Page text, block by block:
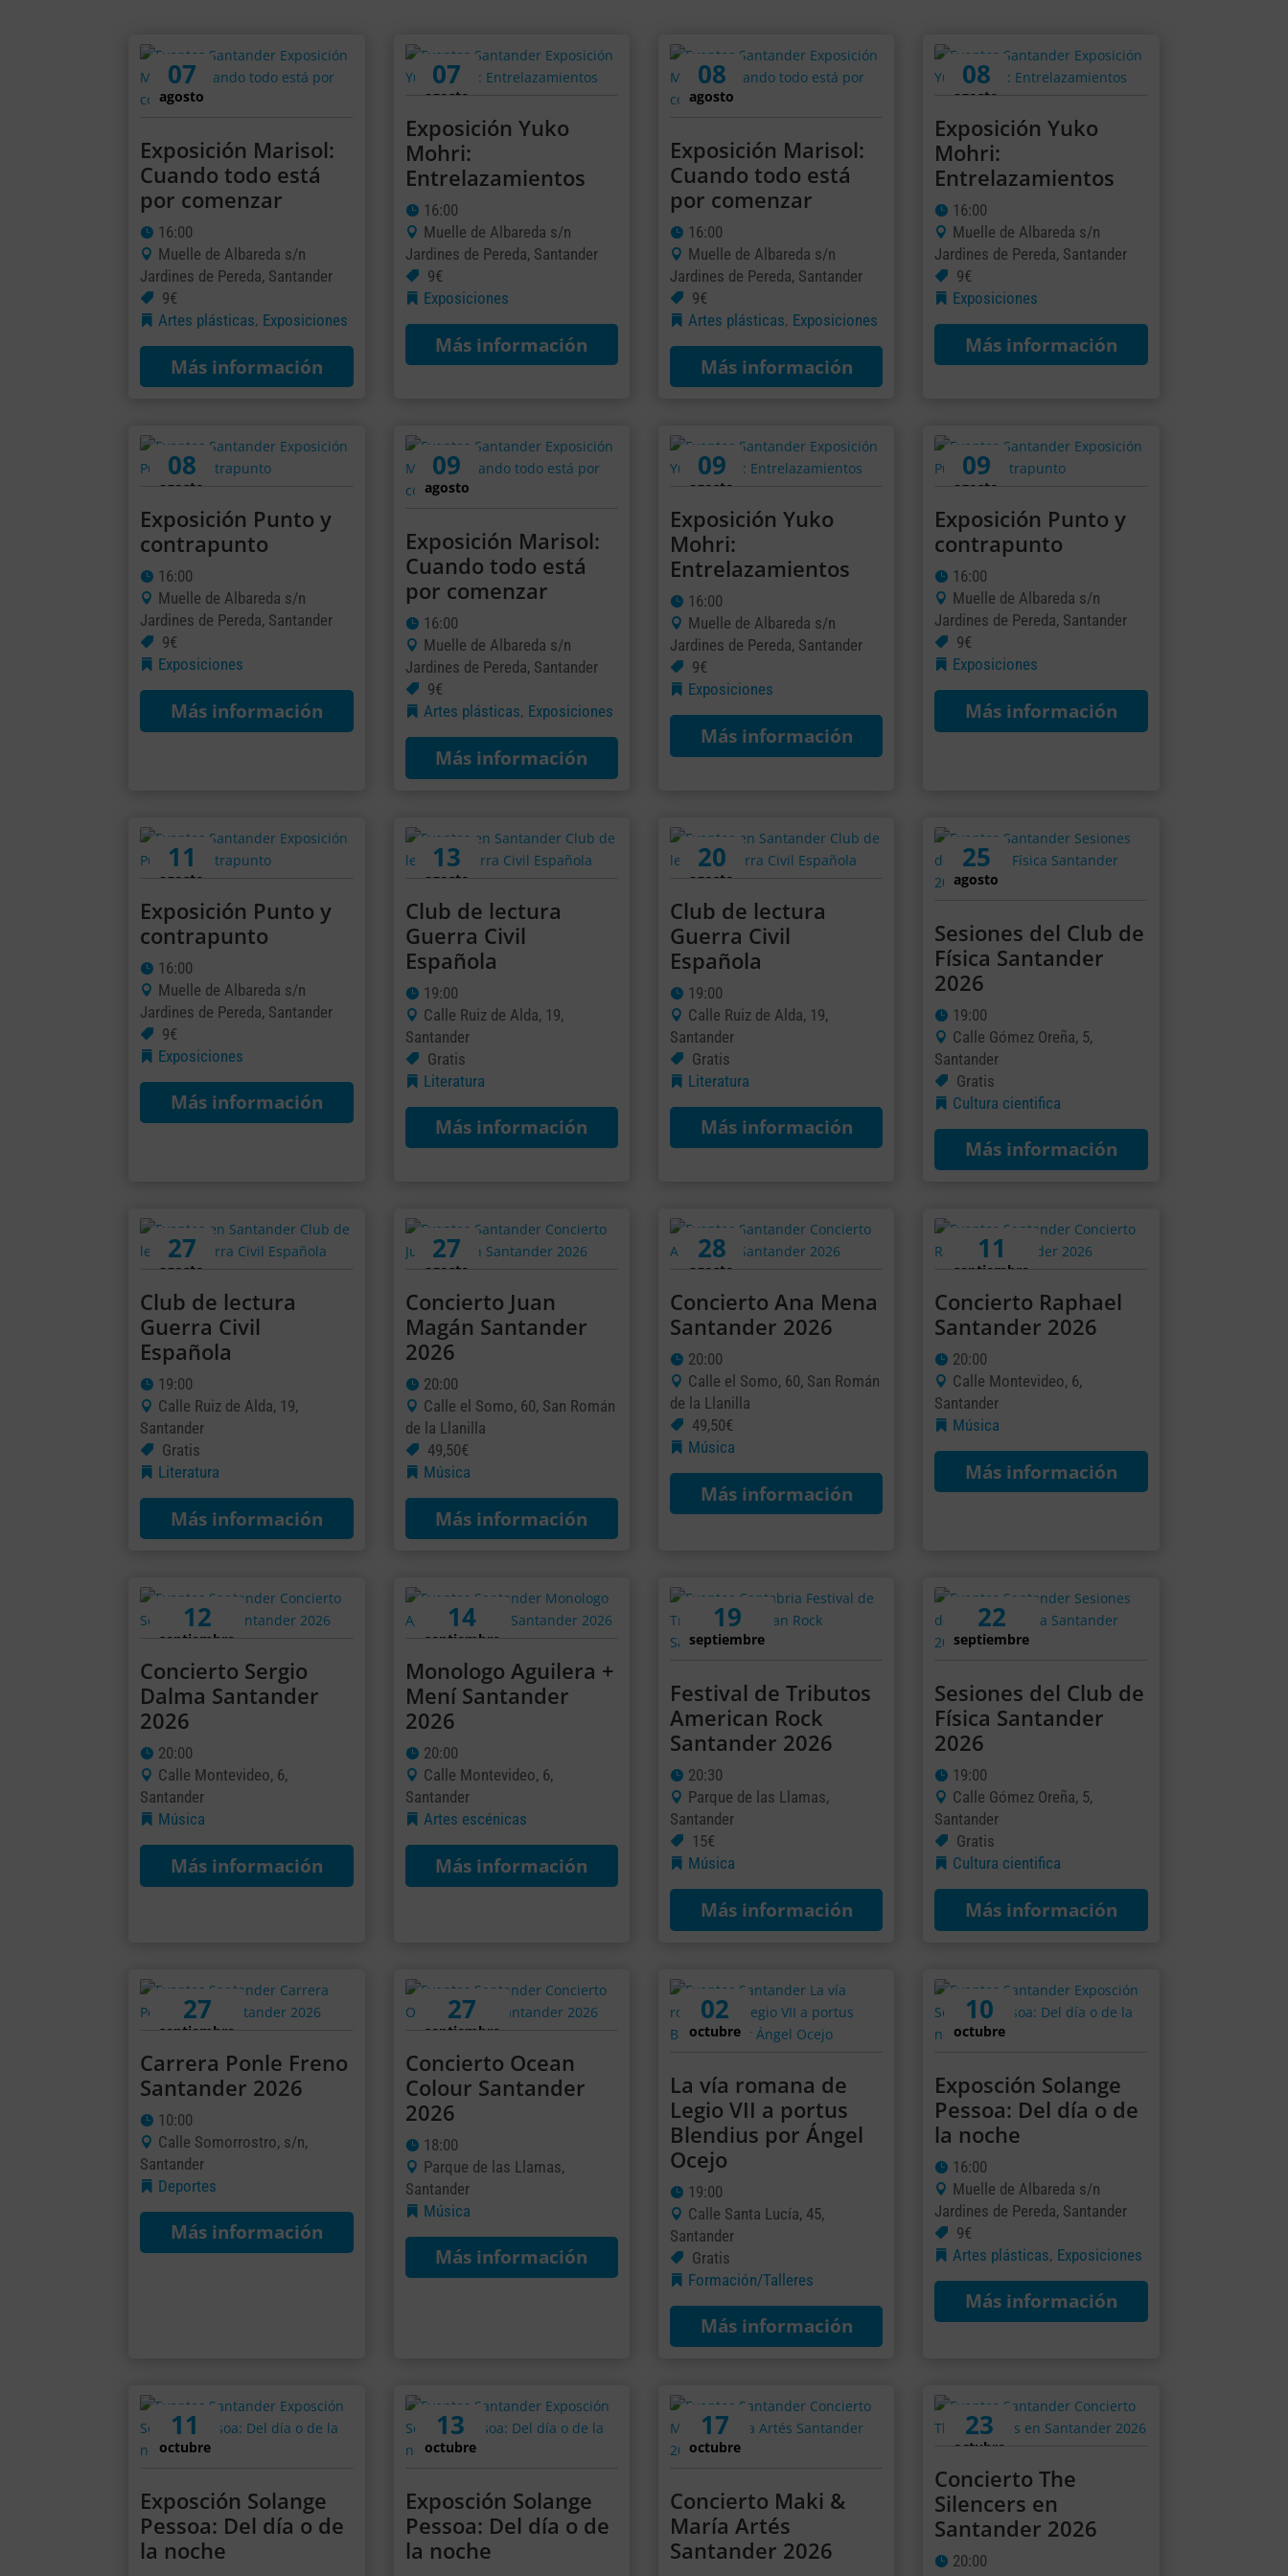
07
agosto
Exposición Marisol:
Cuando todo está
por comenzar
16:00
Muelle de Albareda s/n
Jardines de Pereda, Santander
9€
Artes plásticas, Exposiciones
Más información
07
agosto
Exposición Yuko
Mohri:
Entrelazamientos
16:00
Muelle de Albareda s/n
Jardines de Pereda, Santander
9€
Exposiciones
Más información
08
agosto
Exposición Marisol:
Cuando todo está
por comenzar
16:00
Muelle de Albareda s/n
Jardines de Pereda, Santander
9€
Artes plásticas, Exposiciones
Más información
08
agosto
Exposición Yuko
Mohri:
Entrelazamientos
16:00
Muelle de Albareda s/n
Jardines de Pereda, Santander
9€
Exposiciones
Más información
08
agosto
Exposición Punto y
contrapunto
16:00
Muelle de Albareda s/n
Jardines de Pereda, Santander
9€
Exposiciones
Más información
09
agosto
Exposición Marisol:
Cuando todo está
por comenzar
16:00
Muelle de Albareda s/n
Jardines de Pereda, Santander
9€
Artes plásticas, Exposiciones
Más información
09
agosto
Exposición Yuko
Mohri:
Entrelazamientos
16:00
Muelle de Albareda s/n
Jardines de Pereda, Santander
9€
Exposiciones
Más información
09
agosto
Exposición Punto y
contrapunto
16:00
Muelle de Albareda s/n
Jardines de Pereda, Santander
9€
Exposiciones
Más información
11
agosto
Exposición Punto y
contrapunto
16:00
Muelle de Albareda s/n
Jardines de Pereda, Santander
9€
Exposiciones
Más información
13
agosto
Club de lectura
Guerra Civil
Española
19:00
Calle Ruiz de Alda, 19,
Santander
Gratis
Literatura
Más información
20
agosto
Club de lectura
Guerra Civil
Española
19:00
Calle Ruiz de Alda, 19,
Santander
Gratis
Literatura
Más información
25
agosto
Sesiones del Club de
Física Santander
2026
19:00
Calle Gómez Oreña, 5,
Santander
Gratis
Cultura cientifica
Más información
27
agosto
Club de lectura
Guerra Civil
Española
19:00
Calle Ruiz de Alda, 19,
Santander
Gratis
Literatura
Más información
27
agosto
Concierto Juan
Magán Santander
2026
20:00
Calle el Somo, 60, San Román
de la Llanilla
49,50€
Música
Más información
28
agosto
Concierto Ana Mena
Santander 2026
20:00
Calle el Somo, 60, San Román
de la Llanilla
49,50€
Música
Más información
11
septiembre
Concierto Raphael
Santander 2026
20:00
Calle Montevideo, 6,
Santander
Música
Más información
12
septiembre
Concierto Sergio
Dalma Santander
2026
20:00
Calle Montevideo, 6,
Santander
Música
Más información
14
septiembre
Monologo Aguilera +
Mení Santander
2026
20:00
Calle Montevideo, 6,
Santander
Artes escénicas
Más información
19
septiembre
Festival de Tributos
American Rock
Santander 2026
20:30
Parque de las Llamas,
Santander
15€
Música
Más información
22
septiembre
Sesiones del Club de
Física Santander
2026
19:00
Calle Gómez Oreña, 5,
Santander
Gratis
Cultura cientifica
Más información
27
septiembre
Carrera Ponle Freno
Santander 2026
10:00
Calle Somorrostro, s/n,
Santander
Deportes
Más información
27
septiembre
Concierto Ocean
Colour Santander
2026
18:00
Parque de las Llamas,
Santander
Música
Más información
02
octubre
La vía romana de
Legio VII a portus
Blendius por Ángel
Ocejo
19:00
Calle Santa Lucía, 45,
Santander
Gratis
Formación/Talleres
Más información
10
octubre
Exposción Solange
Pessoa: Del día o de
la noche
16:00
Muelle de Albareda s/n
Jardines de Pereda, Santander
9€
Artes plásticas, Exposiciones
Más información
11
octubre
Exposción Solange
Pessoa: Del día o de
la noche
13
octubre
Exposción Solange
Pessoa: Del día o de
la noche
17
octubre
Concierto Maki &
María Artés
Santander 2026
23
octubre
Concierto The
Silencers en
Santander 2026
20:00